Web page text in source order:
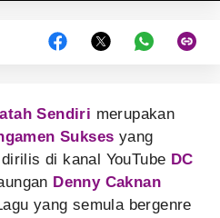
Sendiri merupakan
Sukses yang
di kanal YouTube DC
Denny Caknan
yang semula bergenre